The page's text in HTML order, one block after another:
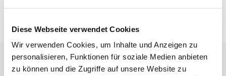
Diese Webseite verwendet Cookies
Wir verwenden Cookies, um Inhalte und Anzeigen zu
personalisieren, Funktionen für soziale Medien anbieten
zu können und die Zugriffe auf unsere Website zu
nächsten Schritt im Buchungsformular.
Raumaufteilung